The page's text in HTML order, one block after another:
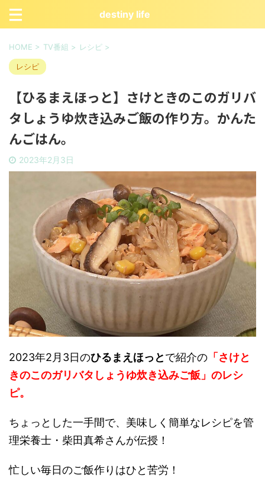
destiny life
HOME > TV番組 > レシピ >
レシピ
【ひるまえほっと】さけときのこのガリバ
タしょうゆ炊き込みご飯の作り方。かんた
んごはん。
2023年2月3日
2023年2月3日のひるまえほっとで紹介の 「さけと
きのこのガリバタしょうゆ炊き込みご飯」のレシ
ピ。
ちょっとした一手間で、美味しく簡単なレシピを管
理栄養士・柴田真希さんが伝授！
忙しい毎日のご飯作りはひと苦労！